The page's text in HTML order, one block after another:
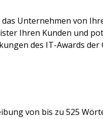
Unternehmen von
Ihren Kunden und
des IT-Awards
von bis zu 525